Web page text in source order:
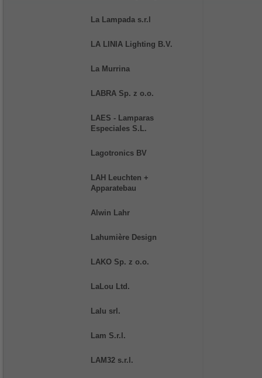
La Lampada s.r.l
LA LINIA Lighting B.V.
La Murrina
LABRA Sp. z o.o.
LAES - Lamparas
Especiales S.L.
Lagotronics BV
LAH Leuchten +
Apparatebau
Alwin Lahr
Lahumière Design
LAKO Sp. z o.o.
LaLou Ltd.
Lalu srl.
Lam S.r.l.
LAM32 s.r.l.